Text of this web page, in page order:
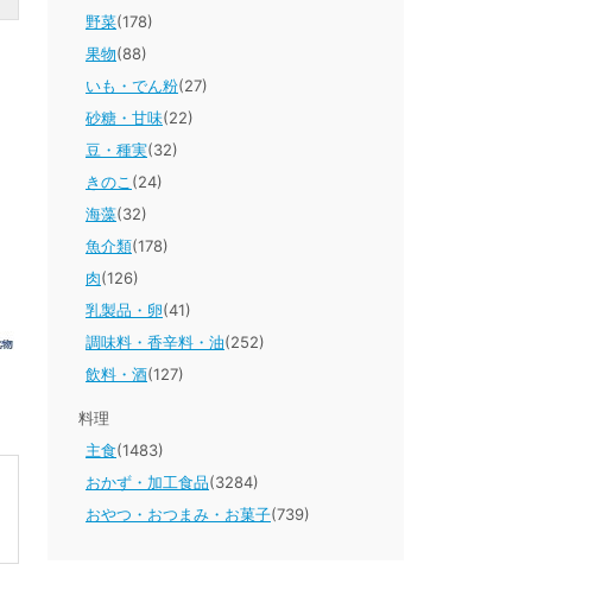
野菜(178)
果物(88)
いも・でん粉(27)
砂糖・甘味(22)
豆・種実(32)
きのこ (24)
海藻(32)
魚介類(178)
肉(126)
乳製品・卵(41)
調味料・香辛料・油(252)
飲料・酒(127)
料理
主食(1483)
おかず・加工食品(3284)
おやつ・おつまみ・お菓子(739)